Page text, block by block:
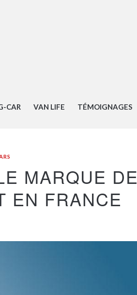
CAR VAN LIFE TÉMOIGNAGES
MARQUE DE
EN FRANCE